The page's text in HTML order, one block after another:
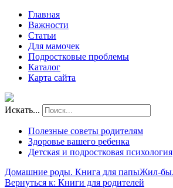
Главная
Важности
Статьи
Для мамочек
Подростковые проблемы
Каталог
Карта сайта
Искать...
Полезные советы родителям
Здоровье вашего ребенка
Детская и подростковая психология
Домашние роды. Книга для папыЖил-
Вернуться к: Книги для родителей